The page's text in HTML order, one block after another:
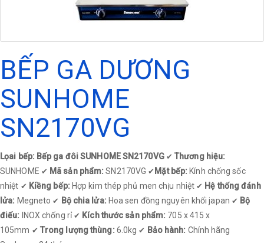
BẾP GA DƯƠNG
SUNHOME
SN2170VG
Lọai bếp: Bếp ga đôi SUNHOME SN2170VG ✔Thương hiệu:
SUNHOME ✔ Mã sản phẩm: SN2170VG ✔ Mặt bếp:Kính chống sốc
nhiệt ✔ Kiềng bếp: Hợp kim thép phủ men chịu nhiệt ✔ Hệ thống đánh
lửa: Megneto ✔ Bộ chia lửa: Hoa sen đồng nguyên khối japan ✔ Bộ
điếu: INOX chống rỉ ✔ Kích thước sản phẩm: 705 x 415 x
105mm ✔ Trong lượng thùng: 6.0kg ✔ Bảo hành: Chính hãng